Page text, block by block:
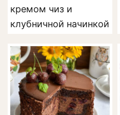
кремом чиз и
клубничной начинкой